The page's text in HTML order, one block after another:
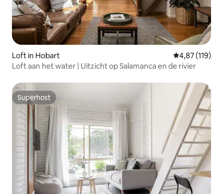
Loft in Hobart Gemiddelde
4,87 (119)
Loft aan het water | Uitzicht op Salamanca en de rivier
Superhost
Superhost